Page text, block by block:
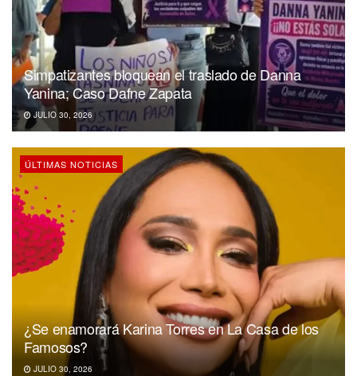
Simpatizantes bloquean el traslado de Danna
Yanina; Caso Dafne Zapata
JULIO 30, 2026
ÚLTIMAS NOTICIAS
¿Se enamorará Karina Torres en La Casa de los
Famosos?
JULIO 30, 2026